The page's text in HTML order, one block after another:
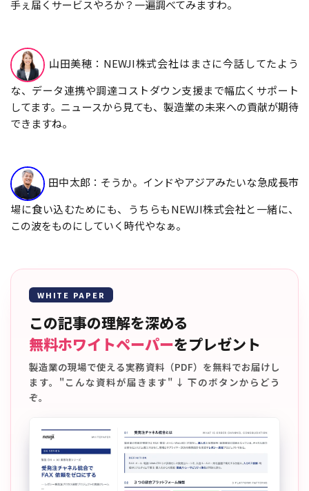
手ぇ届くサービスやろか？一遍調べてみますわ。
山田美穂：NEWJI株式会社はまさに今話してたよう
な、データ連携や調達コストダウン支援まで幅広くサポート
してます。ニュースから見ても、製造業の未来への貢献が期待
できますね。
田中太郎：そうか。インドやアジアみたいな急成長市
場に食い込むためにも、うちらもNEWJI株式会社と一緒に、
この波をものにしていく時代やなぁ。
WHITE PAPER
この記事の理解を深める
無料ホワイトペーパーをプレゼント
製造業の現場で使える実務資料（PDF）を無料でお届けし
ます。"こんな資料が届きます" ↓ 下のボタンからどう
ぞ。